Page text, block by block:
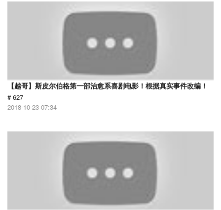
【越哥】斯皮尔伯格第一部治愈系喜剧电影！根据真实事件改编！
# 627
2018-10-23 07:34